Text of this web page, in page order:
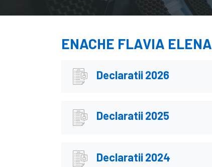
ENACHE FLAVIA ELENA
Declaratii 2026
Declaratii 2025
Declaratii 2024